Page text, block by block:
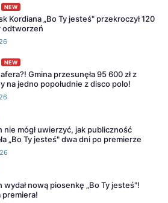
NEW
Kordiana „Bo Ty jesteś" przekroczył 120
odtworzeń
NEW
Gmina przesunęła 95 600 zł z
na jedno popołudnie z disco polo!
nie mógł uwierzyć, jak publiczność
„Bo Ty jesteś" dwa dni po premierze
wydał nową piosenkę „Bo Ty jesteś"!
premiera!